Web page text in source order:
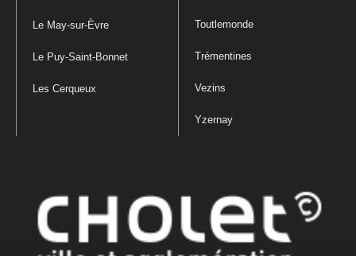
Le May-sur-Èvre
Le Puy-Saint-Bonnet
Les Cerqueux
Toutlemonde
Trémentines
Vezins
Yzernay